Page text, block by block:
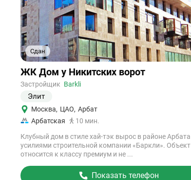
Сдан
Ссылка
на
объект
ЖК Дом у Никитских ворот
Застройщик Barkli
Элит
Москва, ЦАО, Арбат
Арбатская
10 мин.
Клубный дом в стиле хай-тэк вырос в районе Арбата
усилиями строительной компании «Баркли». Объект
относится к классу премиум и не ...
Показать телефон